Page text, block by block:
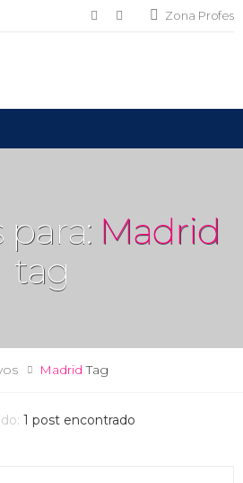
Zona Profes
menu
para: Madrid
tag
Madrid Tag
1 post encontrado